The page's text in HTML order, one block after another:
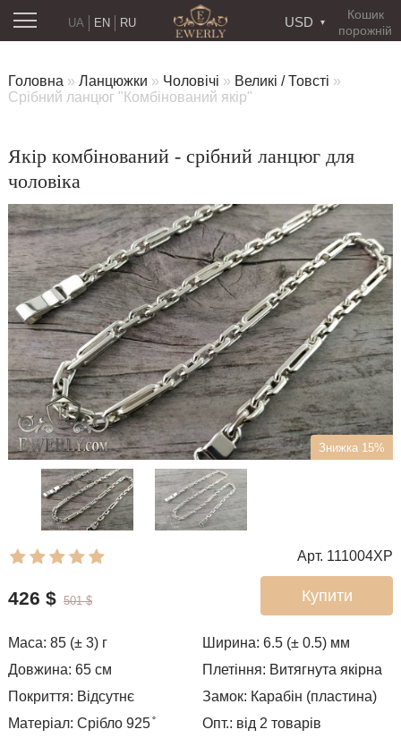
Кошик
порожній
USD
RU
UA EN
Головна » Ланцюжки » Чоловічі » Великі / Товсті »
Срібний ланцюг "Комбінований якір"
Якір комбінований - срібний ланцюг для
чоловіка
Знижка 15%
Арт. 111004XP
Купити
426 $ 501 $
Маса: 85 (± 3) г Ширина:6.5 (± 0.5) мм
Довжина: 65 см Плетіння: Витягнута якірна
Покриття: Відсутнє Замок: Карабін (пластина)
Матеріал: Срібло 925 ̊
Опт.: від 2 товарів